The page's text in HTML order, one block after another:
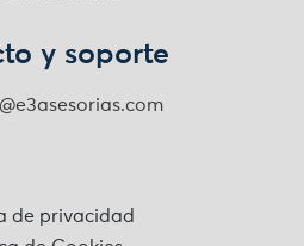
y soporte
de privacidad